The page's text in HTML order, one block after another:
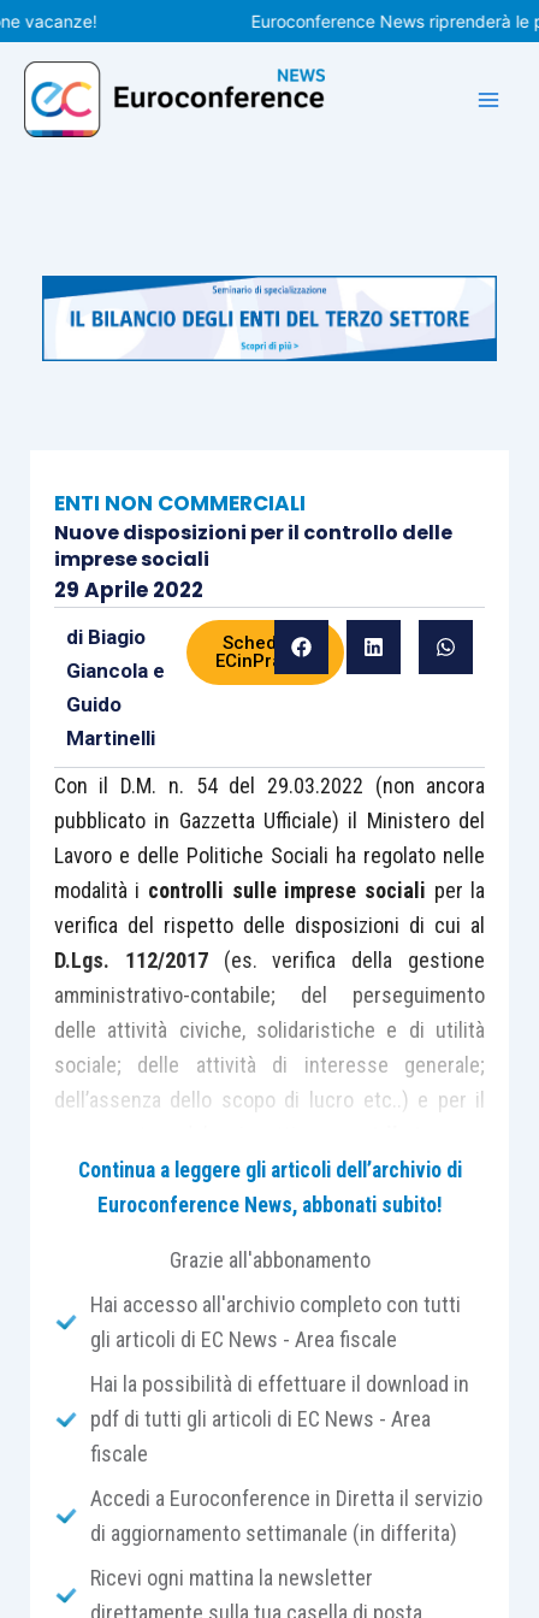
Vai
al
contenuto
Euroconference News riprenderà le
ENTI NON COMMERCIALI
Nuove disposizioni per il controllo delle
imprese sociali
29 Aprile 2022
di Biagio
Giancolae
Guido
Martinelli
Scheda di
ECinPratica
Con il D.M. n. 54 del 29.03.2022 (non ancora
pubblicato in Gazzetta Ufficiale) il Ministero del
Lavoro e delle Politiche Sociali ha regolato nelle
modalità i controlli sulle imprese sociali per la
verifica del rispetto delle disposizioni di cui al
D.Lgs. 112/2017(es. verifica della gestione
amministrativo-contabile; del perseguimento
delle attività civiche, solidaristiche e di utilità
sociale; delle attività di interesse generale;
dell’assenza dello scopo di lucro etc..) e per il
l’attività ispettivaa carico delle stesse imprese
sociali.
interesse, con effetti nei confronti delle sole
Pubbliche Amministrazioni, previsto in attuazione
articolo 15, comma 4, D.Lgs. 112/2017, che
attribuisce al Ministero del lavoro e delle
politiche sociali, oltre al compito di monitoraggio
e ricerca, specifiche
funzioni ispettive, al fine di
verificare il rispetto della normativa di settore
Continua a leggere gli articoli dell’archivio di
Euroconference News, abbonati subito!
Grazie all'abbonamento
Hai accesso all'archivio completo con tutti
gli articoli di EC News - Area fiscale
Hai la possibilità di effettuare il download in
pdf di tutti gli articoli di EC News - Area
fiscale
Accedi a Euroconference in Diretta il servizio
di aggiornamento settimanale (in differita)
Ricevi ogni mattina la newsletter
direttamente sulla tua casella di posta